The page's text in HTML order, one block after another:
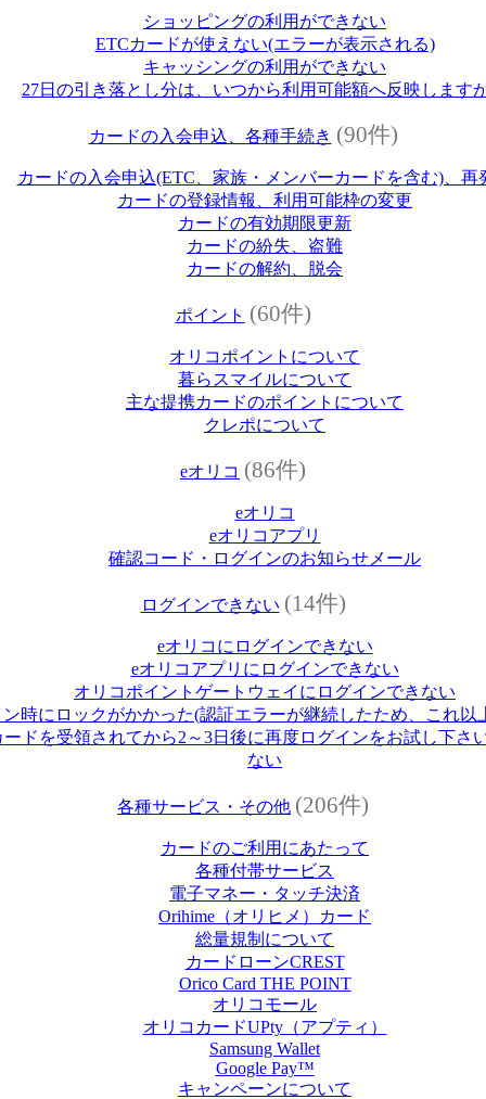
ショッピングの利用ができない
ETCカードが使えない(エラーが表示される)
キャッシングの利用ができない
27日の引き落とし分は、いつから利用可能額へ反映します
カードの入会申込、各種手続き (90件)
カードの入会申込(ETC、家族・メンバーカードを含む)、再
カードの登録情報、利用可能枠の変更
カードの有効期限更新
カードの紛失、盗難
カードの解約、脱会
ポイント (60件)
オリコポイントについて
暮らスマイルについて
主な提携カードのポイントについて
クレポについて
eオリコ (86件)
eオリコ
eオリコアプリ
確認コード・ログインのお知らせメール
ログインできない (14件)
eオリコにログインできない
eオリコアプリにログインできない
オリコポイントゲートウェイにログインできない
時にロックがかかった(認証エラーが継続したため、これ以
ドを受領されてから2～3日後に再度ログインをお試し下
ない
各種サービス・その他 (206件)
カードのご利用にあたって
各種付帯サービス
電子マネー・タッチ決済
Orihime（オリヒメ）カード
総量規制について
カードローンCREST
Orico Card THE POINT
オリコモール
オリコカードUPty（アプティ）
Samsung Wallet
Google Pay™
キャンペーンについて